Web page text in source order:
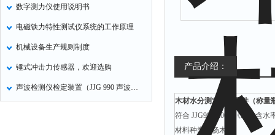
数字测力仪使用说明书
电磁铁力特性测试仪系统的工作原理
机械设备生产规则制度
锤式冲击力传感器，欢迎选购
声波检测仪检定装置（JJG 990 声波检测仪检定规程）
产品介绍：
木材水分测定仪用配件（称量
符合 JJG986-2004 《木材含
材料种类：杨木